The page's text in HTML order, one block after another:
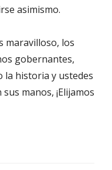
asimismo.
maravilloso, los
gobernantes,
la historia y ustedes
manos, ¡Elijamos